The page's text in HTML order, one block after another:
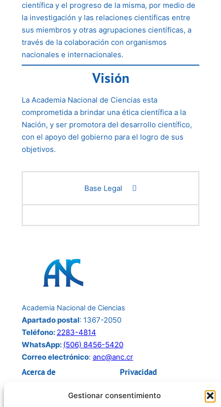
Gestionar consentimiento
científica y el progreso de la misma, por medio de
la investigación y las relaciones científicas entre
sus miembros y otras agrupaciones científicas, a
través de la colaboración con organismos
nacionales e internacionales.
Visión
La Academia Nacional de Ciencias esta
comprometida a brindar una ética científica a la
Nación, y ser promotora del desarrollo científico,
con el apoyo del gobierno para el logro de sus
objetivos.
Base Legal
Academia Nacional de Ciencias
Apartado postal: 1367-2050
Teléfono: 2283-4814
WhatsApp: (506) 8456-5420
Correo electrónico: anc@anc.cr
Acerca de
Acerca de Nosotros
Privacidad
Política de Privacidad